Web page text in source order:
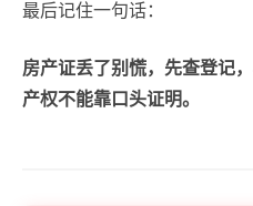
最后记住一句话：
房产证丢了别慌，先查登记
产权不能靠口头证明。